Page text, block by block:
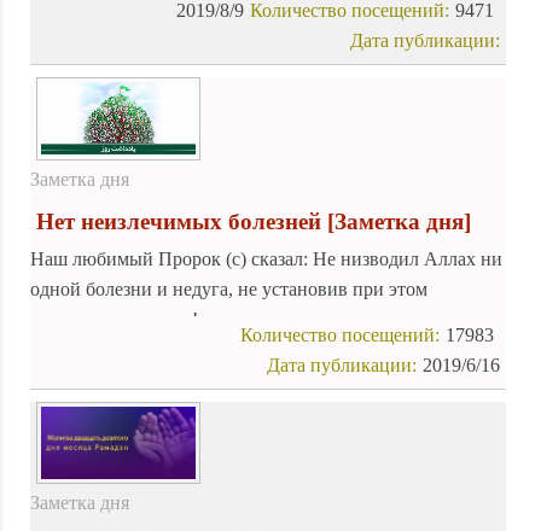
причине совершения ими грехов, которые заслуживают
9471
Количество посещений:
2019/8/9
Дата публикации:
Заметка дня
Нет неизлечимых болезней [Заметка дня]
Наш любимый Пророк (с) сказал: Не низводил Аллах ни
одной болезни и недуга, не установив при этом
исцеления для него!.
17983
Количество посещений:
2019/6/16
Дата публикации:
Заметка дня